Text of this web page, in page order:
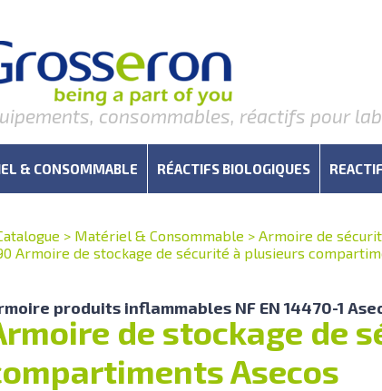
consommables, réactifs pour
& CONSOMMABLE RÉACTIFS BIOLOGIQUES
> Matériel & Consommable > Armoire de
Armoire de stockage de sécurité à plusieurs
produits inflammables NF EN 14470-1
de stockage de
Asecos